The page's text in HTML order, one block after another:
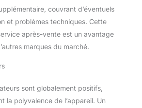
couvrant d’éventuels
et problèmes techniques. Cette
après-vente est un avantage
marques du marché.
sont globalement positifs,
la polyvalence de l’appareil. Un